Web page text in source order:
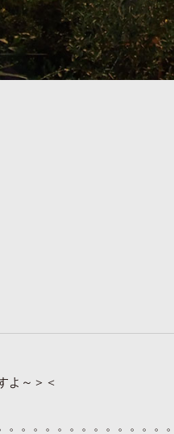
よ～＞＜
。。。。。。。。。。。。